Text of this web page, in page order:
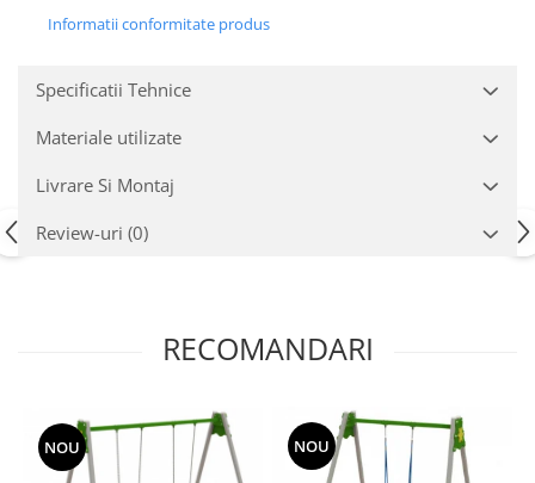
Trasee Ninja
MOBILIER URBAN
Garduri/Imprejmuiri
Cosuri de gunoi
Panouri pentru informare/Marcaje
Foisoare si pergole
Informatii conformitate produs
Specificatii Tehnice
Materiale utilizate
Livrare Si Montaj
Review-uri (0)
RECOMANDARI
NOU NOU